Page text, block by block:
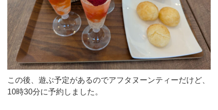
この後、遊ぶ予定があるのでアフタヌーンティーだけど、
10時30分に予約しました。